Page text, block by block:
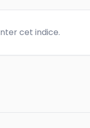
cet indice.